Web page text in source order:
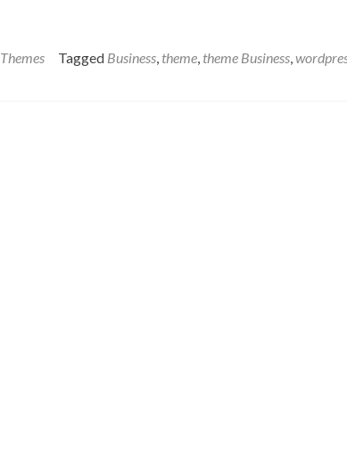
Themes Tagged Business, theme, theme Business,